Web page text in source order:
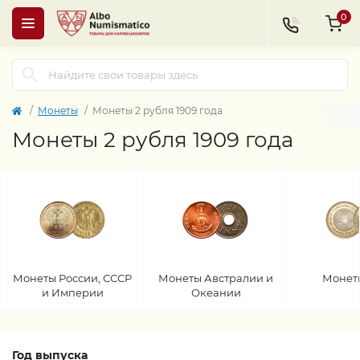
0
Монеты Монеты 2 рубля 1909 года
Монеты 2 рубля 1909 года
Монеты России, СССР
и Империи
Монеты Австралии и
Океании
Год выпуска